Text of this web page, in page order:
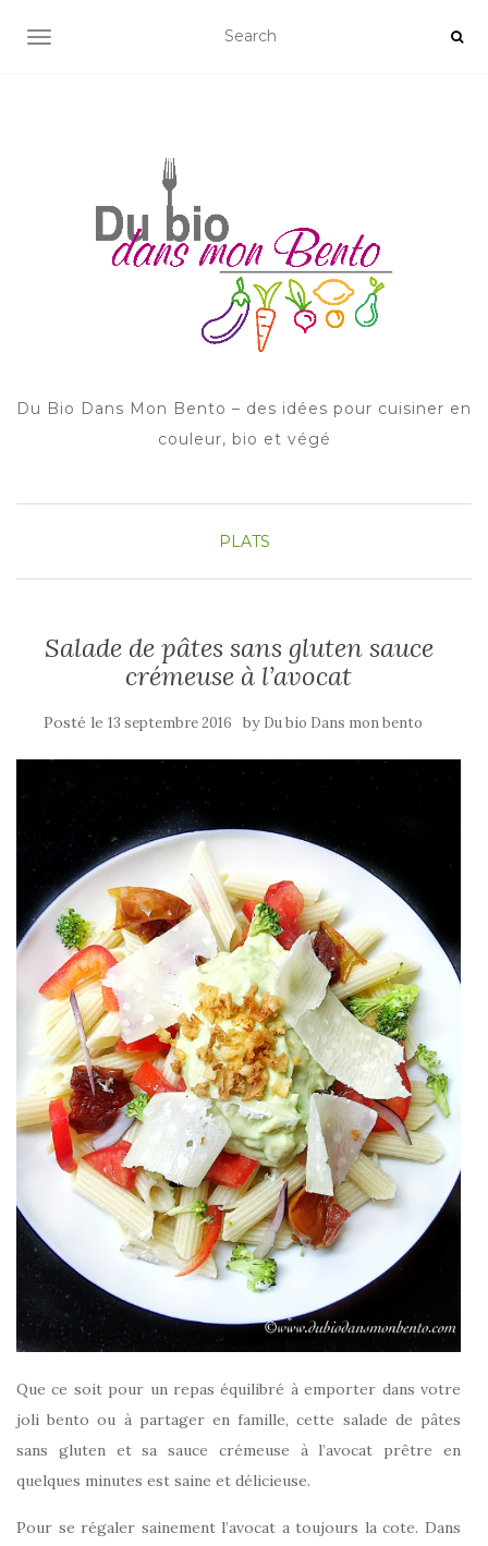
AFFICHER/MASQUER LA NAVIGATION
Du Bio Dans Mon Bento – des idées pour cuisiner en
couleur, bio et végé
PLATS
Salade de pâtes sans gluten sauce
crémeuse à l’avocat
Posté le 13 septembre 2016 by Du bio Dans mon bento
Que ce soit pour un repas équilibré à emporter dans votre
joli bento ou à partager en famille, cette salade de pâtes
sans gluten et sa sauce crémeuse à l’avocat prêtre en
quelques minutes est saine et délicieuse.
Pour se régaler sainement l’avocat a toujours la cote. Dans